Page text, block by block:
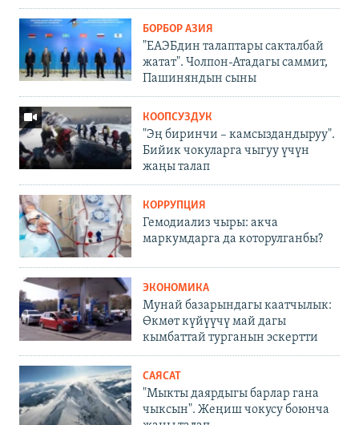
БОРБОР АЗИЯ
"ЕАЭБдин талаптары сакталбай
жатат". Чолпон-Атадагы саммит,
Пашиняндын сыны
КООПСУЗДУК
"Эң биринчи – камсыздандыруу".
Бийик чокуларга чыгуу үчүн
жаңы талап
КОРРУПЦИЯ
Гемодиализ чыры: акча
маркумдарга да которулганбы?
ЭКОНОМИКА
Мунай базарындагы каатчылык:
Өкмөт күйүүчү май дагы
кымбаттай турганын эскертти
САЯСАТ
"Мыкты даярдыгы барлар гана
чыксын". Жеңиш чокусу боюнча